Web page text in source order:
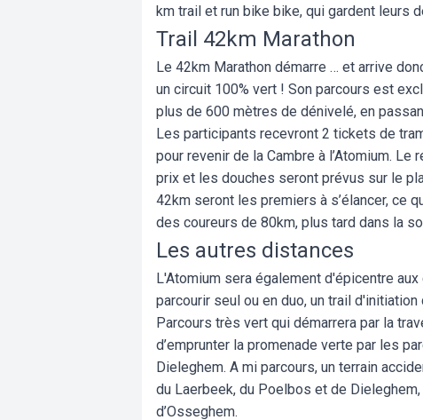
km trail et run bike bike, qui gardent leurs
Trail 42km Marathon
Le 42km Marathon démarre … et arrive
un circuit 100% vert ! Son parcours est
plus de 600 mètres de dénivelé, en
Les participants recevront 2 tickets de
pour revenir de la Cambre à l’Atomium.
prix et les douches seront prévus sur le
42km seront les premiers à s’élancer, ce
des coureurs de 80km, plus tard dans la
Les autres distances
L'Atomium sera également d'épicentre
parcourir seul ou en duo, un trail d'initiation
Parcours très vert qui démarrera par la
d’emprunter la promenade verte par les
Dieleghem. A mi parcours, un terrain
du Laerbeek, du Poelbos et de
d’Osseghem.